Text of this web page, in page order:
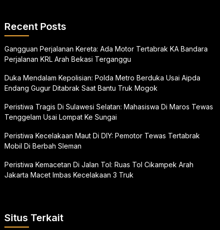
Recent Posts
Gangguan Perjalanan Kereta: Ada Motor Tertabrak KA Bandara
Perjalanan KRL Arah Bekasi Terganggu
Duka Mendalam Kepolisian: Polda Metro Berduka Usai Aipda
Endang Gugur Ditabrak Saat Bantu Truk Mogok
Peristiwa Tragis Di Sulawesi Selatan: Mahasiswa Di Maros Tewas
Tenggelam Usai Lompat Ke Sungai
Peristiwa Kecelakaan Maut Di DIY: Pemotor Tewas Tertabrak
Mobil Di Berbah Sleman
Peristiwa Kemacetan Di Jalan Tol: Ruas Tol Cikampek Arah
Jakarta Macet Imbas Kecelakaan 3 Truk
Situs Terkait